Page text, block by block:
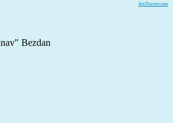
AirDuctors.net
Bezdan